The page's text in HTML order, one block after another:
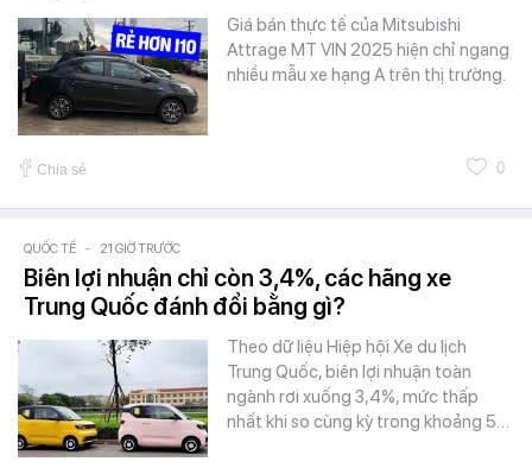
Giá bán thực tế của Mitsubishi
Attrage MT VIN 2025 hiện chỉ ngang
nhiều mẫu xe hạng A trên thị trường.
Chia sẻ 0
QUỐC TẾ - 21 GIỜ TRƯỚC
Biên lợi nhuận chỉ còn 3,4%, các hãng xe
Trung Quốc đánh đổi bằng gì?
Theo dữ liệu Hiệp hội Xe du lịch
Trung Quốc, biên lợi nhuận toàn
ngành rơi xuống 3,4%, mức thấp
nhất khi so cùng kỳ trong khoảng 5…